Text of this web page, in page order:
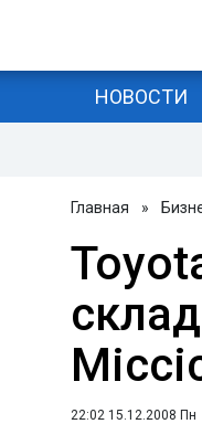
НОВОСТИ
Главная »
22:02 15.12.2008 Пн